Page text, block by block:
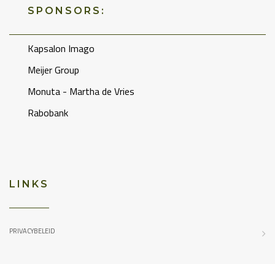
SPONSORS:
Kapsalon Imago
Meijer Group
Monuta - Martha de Vries
Rabobank
LINKS
PRIVACYBELEID